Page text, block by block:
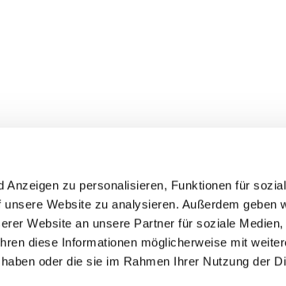
Anzeigen zu personalisieren, Funktionen für
Website zu analysieren. Außerdem geben
Website an unsere Partner für soziale Medien,
diese Informationen möglicherweise mit
oder die sie im Rahmen Ihrer Nutzung der
· Bahnhofstr. 15, 17489 Greifswald+49
Kontaktinformationen
Impressum
Hinweisgebersystem